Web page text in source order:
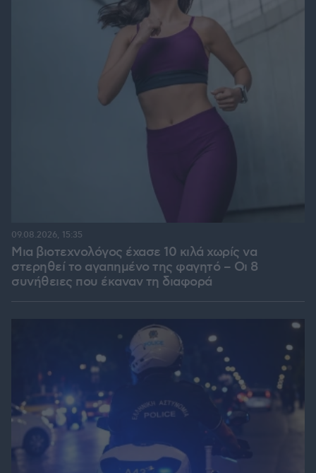
Μια βιοτεχνολόγος έχασε 10 κιλά χωρίς να
στερηθεί το αγαπημένο της φαγητό – Οι 8
συνήθειες που έκαναν τη διαφορά
09.08.2026, 15:35